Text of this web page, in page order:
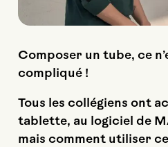
Composer un tube, ce
compliqué !
Tous les collégiens ont
tablette, au logiciel de
mais comment utiliser